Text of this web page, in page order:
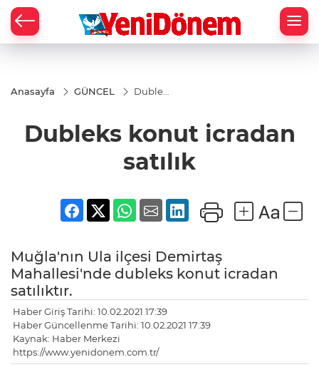
Anasayfa GÜNCEL
Dubleks
Dubleks konut icradan
satılık
Muğla'nın Ula ilçesi Demirtaş
Mahallesi'nde dubleks konut icradan
satılıktır.
Haber Giriş Tarihi: 10.02.2021 17:39
Haber Güncellenme Tarihi: 10.02.2021 17:39
Kaynak: Haber Merkezi
https://www.yenidonem.com.tr/